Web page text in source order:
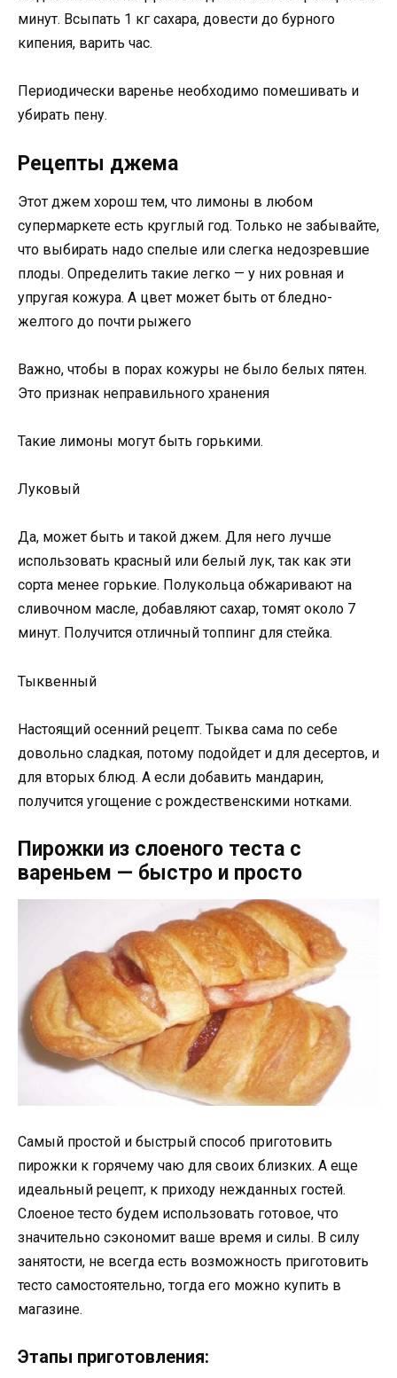
минут. Всыпать 1 кг сахара, довести до бурного
кипения, варить час.
Периодически варенье необходимо помешивать и
убирать пену.
Рецепты джема
Этот джем хорош тем, что лимоны в любом
супермаркете есть круглый год. Только не забывайте,
что выбирать надо спелые или слегка недозревшие
плоды. Определить такие легко — у них ровная и
упругая кожура. А цвет может быть от бледно-
желтого до почти рыжего
Важно, чтобы в порах кожуры не было белых пятен.
Это признак неправильного хранения
Такие лимоны могут быть горькими.
Луковый
Да, может быть и такой джем. Для него лучше
использовать красный или белый лук, так как эти
сорта менее горькие. Полукольца обжаривают на
сливочном масле, добавляют сахар, томят около 7
минут. Получится отличный топпинг для стейка.
Тыквенный
Настоящий осенний рецепт. Тыква сама по себе
довольно сладкая, потому подойдет и для десертов, и
для вторых блюд. А если добавить мандарин,
получится угощение с рождественскими нотками.
Пирожки из слоеного теста с
вареньем — быстро и просто
Самый простой и быстрый способ приготовить
пирожки к горячему чаю для своих близких. А еще
идеальный рецепт, к приходу нежданных гостей.
Слоеное тесто будем использовать готовое, что
значительно сэкономит ваше время и силы. В силу
занятости, не всегда есть возможность приготовить
тесто самостоятельно, тогда его можно купить в
магазине.
Этапы приготовления: